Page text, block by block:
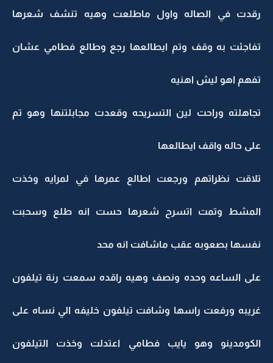
رقدت في الصاله واول ماطلعت وهيه تنشف شعرها
تفاجئت به وقف وتم ايطالعها رجع وطالع فطامي عشان
تفهم اهو ليش اهنيه
تجاهلته وراحت لين التسريحه وقعدت مجابلتنها وهو تم
على حاله واقف ايطالعها
تلاقت نظراتهم ورجعت اطالع عمرها في لمرايه وخذت
المشط وتمت اتسرح شعرها حست انه طلع وسحبت
نفسها بصعوبه عقب ماشافت انه محد
على الساعه وحده ونصف وهيه راقده سمعت رنة تيلفون
غريبه ورفعت راسها وشافت تيلفون خليفه الي نساه على
الكومدينو وهو يايب فطامي اعتدلت وخذت التيلفون